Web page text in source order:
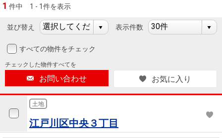
買いたいTOP
中古
マン
ンを
探す
新
築・
建て
売りたいTOP
無
料
定
売
却
店舗案内TOP
店舗のご
案内（首
都圏）
案内（名
店舗のご
案内（関
会社情報TOP
ごあいさ
つ
要
MUFG
Way
ョン
組織図
採用情報TOP
新卒採用
情報
採用情報
会社情報
採用情報
法人のお客さま
提携企業にお勤めの方
1 件中 1 - 1件を表示
並び替え 表示件数
すべての物件をチェック
チェックした物件すべてを
お問い合わせ お気に入り
土地
江戸川区中央３丁目